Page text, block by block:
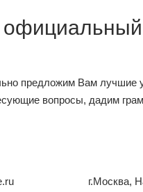
предложим Вам лучшие
вопросы, дадим
г.Москва,